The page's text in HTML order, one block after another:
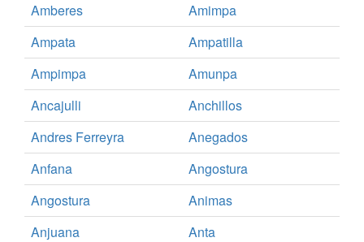
Amberes
Amimpa
Ampata
Ampatilla
Ampimpa
Amunpa
Ancajulli
Anchillos
Andres Ferreyra
Anegados
Anfana
Angostura
Angostura
Animas
Anjuana
Anta